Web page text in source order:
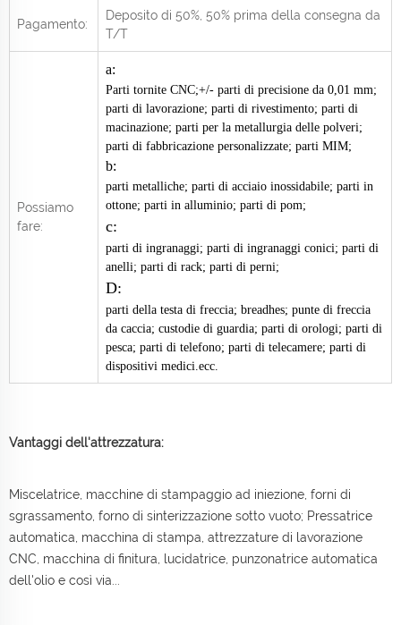
Pagamento:
Deposito di 50%, 50% prima della consegna da
T/T
Possiamo
fare:
a:
Parti tornite CNC;+/- parti di precisione da 0,01 mm;
parti di lavorazione; parti di rivestimento; parti di
macinazione; parti per la metallurgia delle polveri;
parti di fabbricazione personalizzate; parti MIM;
b:
parti metalliche; parti di acciaio inossidabile; parti in
ottone; parti in alluminio; parti di pom;
c:
parti di ingranaggi; parti di ingranaggi conici; parti di
anelli; parti di rack; parti di perni;
D:
parti della testa di freccia; breadhes; punte di freccia
da caccia; custodie di guardia; parti di orologi; parti di
pesca; parti di telefono; parti di telecamere; parti di
dispositivi medici.ecc.
Vantaggi dell'attrezzatura:
Miscelatrice, macchine di stampaggio ad iniezione, forni di
sgrassamento, forno di sinterizzazione sotto vuoto; Pressatrice
automatica, macchina di stampa, attrezzature di lavorazione
CNC, macchina di finitura, lucidatrice, punzonatrice automatica
dell'olio e così via...